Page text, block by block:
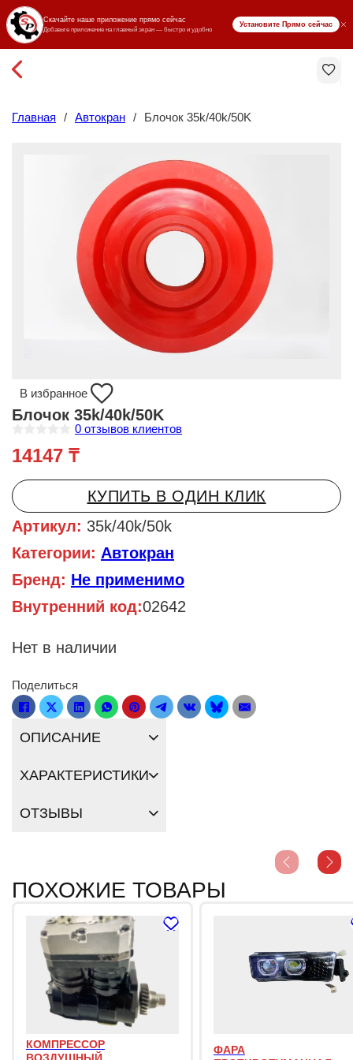
₸ KZT
Главная / Автокран / Блочок 35k/40k/50K
В избранное
Блочок 35k/40k/50K
ц
е
к
а
0
и
з
5
0 отзывов клиентов
14147 ₸
КУПИТЬ В ОДИН КЛИК
Артикул: 35k/40k/50k
Категории: Автокран
Бренд: Не применимо
Внутренний код:02642
Нет в наличии
Поделиться
ОПИСАНИЕ
ХАРАКТЕРИСТИКИ
ОТЗЫВЫ
ПОХОЖИЕ ТОВАРЫ
КОМПРЕССОР
ВОЗДУШНЫЙ
ФАРА